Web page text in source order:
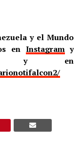
y el Mundo
en Instagramy
en